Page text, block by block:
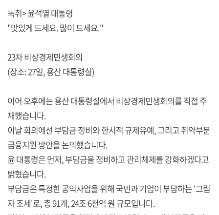
녹취> 윤석열 대통령
"맛있게 드세요. 많이 드세요."
23차 비상경제민생회의
(장소: 27일, 용산 대통령실)
이어 오후에는 용산 대통령실에서 비상경제민생회의를 직접 주
재했습니다.
이날 회의에선 부담금 정비와 한시적 규제유예, 그리고 취약부문
금융지원 방안을 논의했습니다.
윤 대통령은 먼저, 부담금을 정비하고 관리체제를 강화하겠다고
밝혔습니다.
부담금은 특정한 공익사업을 위해 국민과 기업이 부담하는 '그림
자 조세'로, 총 91개, 24조 6천억 원 규모입니다.